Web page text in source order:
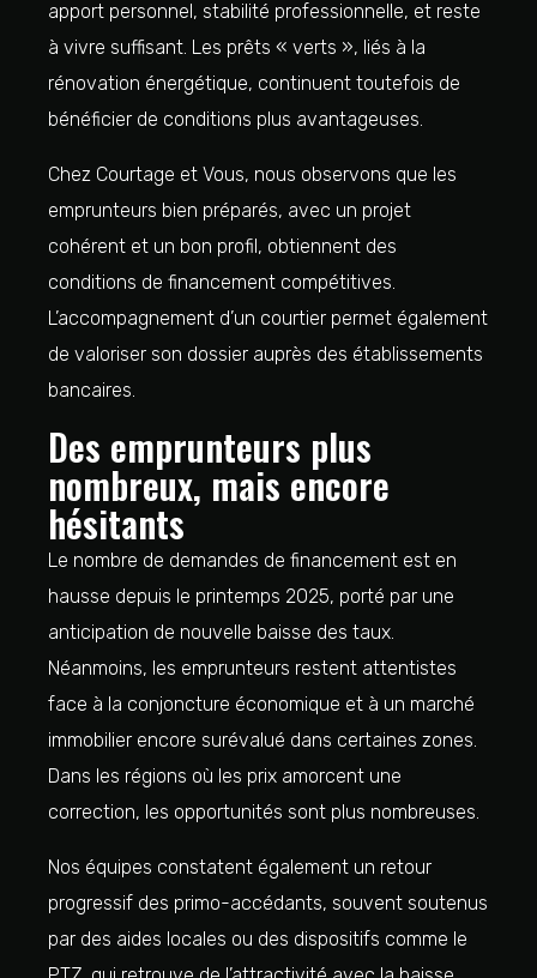
apport personnel, stabilité professionnelle, et reste
à vivre suffisant. Les prêts « verts », liés à la
rénovation énergétique, continuent toutefois de
bénéficier de conditions plus avantageuses.
Chez Courtage et Vous, nous observons que les
emprunteurs bien préparés, avec un projet
cohérent et un bon profil, obtiennent des
conditions de financement compétitives.
L’accompagnement d’un courtier permet également
de valoriser son dossier auprès des établissements
bancaires.
Des emprunteurs plus
nombreux, mais encore
hésitants
Le nombre de demandes de financement est en
hausse depuis le printemps 2025, porté par une
anticipation de nouvelle baisse des taux.
Néanmoins, les emprunteurs restent attentistes
face à la conjoncture économique et à un marché
immobilier encore surévalué dans certaines zones.
Dans les régions où les prix amorcent une
correction, les opportunités sont plus nombreuses.
Nos équipes constatent également un retour
progressif des primo-accédants, souvent soutenus
par des aides locales ou des dispositifs comme le